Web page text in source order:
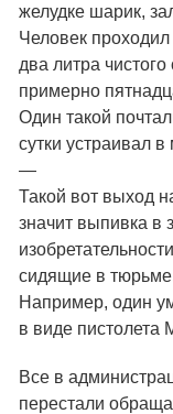
желудке шарик,
Человек
два литра
примерно
Один такой
сутки устраивал
—
Такой вот выход
значит выпивка в
сидящие в
Например, один
в виде пистолета
Все в
перестали